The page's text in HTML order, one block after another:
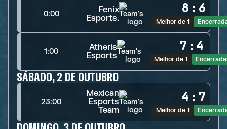
0:00
Fenix
Esports.
8 : 6
Melhor de 1
1:00
Atheris
Esports
7 : 4
Melhor de 1
SÁBADO, 2 DE OUTUBRO
23:00
Mexican
Esports
Team
4 : 7
Melhor de 1